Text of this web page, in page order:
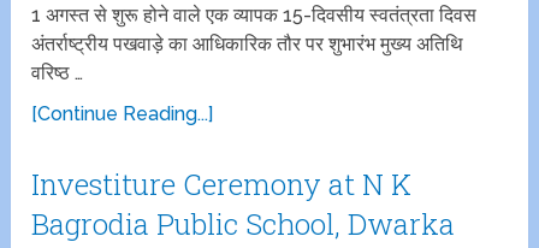
1 अगस्त से शुरू होने वाले एक व्यापक 15-दिवसीय स्वतंत्रता दिवस
अंतर्राष्ट्रीय पखवाड़े का आधिकारिक तौर पर शुभारंभ मुख्य अतिथि
वरिष्ठ …
[Continue Reading...]
Investiture Ceremony at N K
Bagrodia Public School, Dwarka